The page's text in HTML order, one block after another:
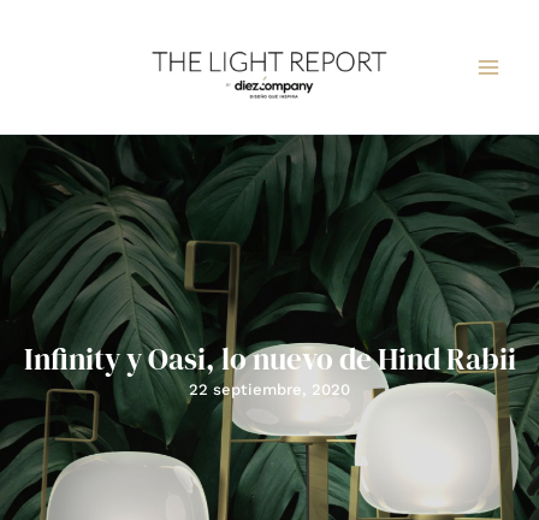
Infinity y Oasi, lo nuevo de Hind Rabii
22 septiembre, 2020